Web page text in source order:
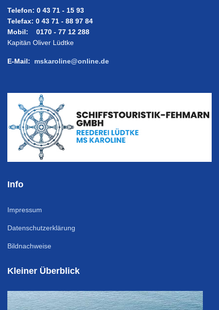
Telefon: 0 43 71 - 15 93
Telefax: 0 43 71 - 88 97 84
Mobil: 0170 - 77 12 288
Kapitän Oliver Lüdtke
E-Mail: mskaroline@online.de
Info
Impressum
Datenschutzerklärung
Bildnachweise
Kleiner Überblick